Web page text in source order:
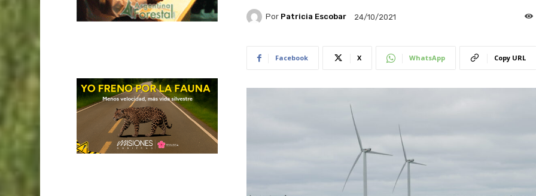
Por Patricia Escobar 24/10/2021
Facebook X WhatsApp Copy URL